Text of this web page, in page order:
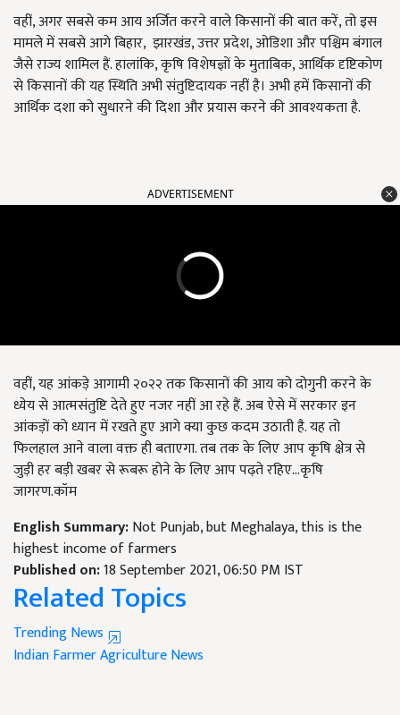
वहीं, अगर सबसे कम आय अर्जित करने वाले किसानों की बात करें, तो इस
मामले में सबसे आगे बिहार, झारखंड, उत्तर प्रदेश, ओडिशा और पश्चिम बंगाल
जैसे राज्य शामिल हैं. हालांकि, कृषि विशेषज्ञों के मुताबिक, आर्थिक दृष्टिकोण
से किसानों की यह स्थिति अभी संतुष्टिदायक नहीं है। अभी हमें किसानों की
आर्थिक दशा को सुधारने की दिशा और प्रयास करने की आवश्यकता है.
ADVERTISEMENT
वहीं, यह आंकड़े आगामी २०२२ तक किसानों की आय को दोगुनी करने के
ध्येय से आत्मसंतुष्टि देते हुए नजर नहीं आ रहे हैं. अब ऐसे में सरकार इन
आंकड़ों को ध्यान में रखते हुए आगे क्या कुछ कदम उठाती है. यह तो
फिलहाल आने वाला वक्त ही बताएगा. तब तक के लिए आप कृषि क्षेत्र से
जुड़ी हर बड़ी खबर से रूबरू होने के लिए आप पढ़ते रहिए...कृषि
जागरण.कॉम
English Summary:Not Punjab, but Meghalaya, this is the
highest income of farmers
Published on:18 September 2021, 06:50 PM IST
Related Topics
Trending News
Indian FarmerAgriculture News